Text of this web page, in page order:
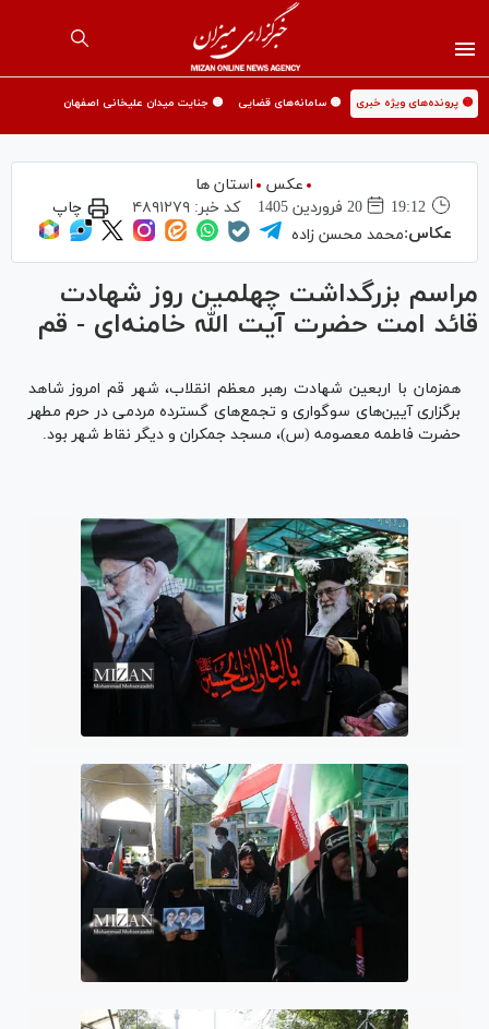
🟡 پرونده‌های ویژه خبری 🟡 سامانه‌های قضایی 🟡 جنایت میدان علیخانی اصفهان
عکس
استان ها
19:12
20 فروردين 1405 کد خبر: ۴۸۹۱۲۷۹ چاپ
عکاس:محمد محسن زاده
مراسم بزرگداشت چهلمین روز شهادت
قائد امت حضرت آیت الله خامنه‌ای - قم
همزمان با اربعین شهادت رهبر معظم انقلاب، شهر قم امروز شاهد
برگزاری آیین‌های سوگواری و تجمع‌های گسترده مردمی در حرم مطهر
حضرت فاطمه معصومه (س)، مسجد جمکران و دیگر نقاط شهر بود.